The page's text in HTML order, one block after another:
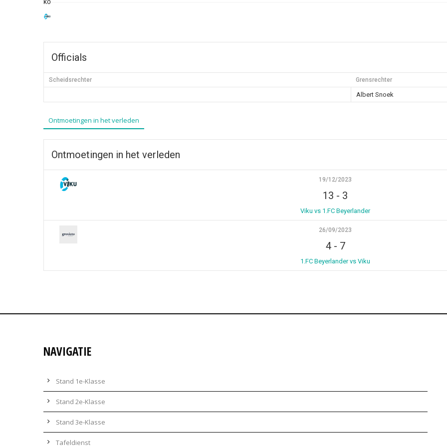
KO
Officials
Scheidsrechter Grensrechter
Albert Snoek
Ontmoetingen in het verleden
Ontmoetingen in het verleden
19/12/2023
13 - 3
Viku vs 1.FC Beyerlander
26/09/2023
4- 7
1.FC Beyerlander vs Viku
NAVIGATIE
Stand 1e-Klasse
Stand 2e-Klasse
Stand 3e-Klasse
Tafeldienst